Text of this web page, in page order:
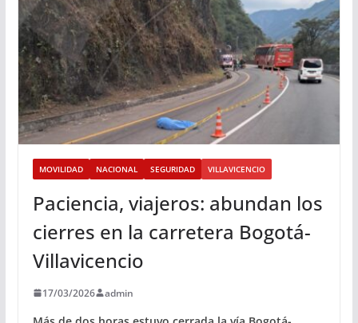
MOVILIDAD NACIONAL SEGURIDAD VILLAVICENCIO
Paciencia, viajeros: abundan los
cierres en la carretera Bogotá-
Villavicencio
17/03/2026 admin